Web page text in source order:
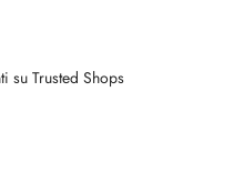
su Trusted Shops